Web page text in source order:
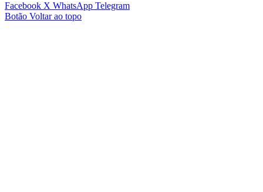
Facebook X WhatsApp Telegram
Botão Voltar ao topo